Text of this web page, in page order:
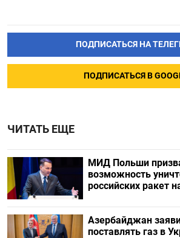
ПОДПИСАТЬСЯ НА
ПОДПИСАТЬСЯ В
ЧИТАТЬ ЕЩЕ
МИД Польши
возможность
российских ракет
Азербайджан
поставлять газ в